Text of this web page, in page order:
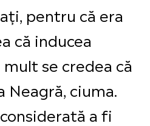
pentru că era
că inducea
se credea că
Neagră, ciuma.
a fi